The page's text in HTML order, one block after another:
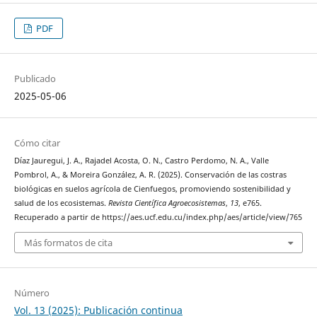
PDF
Publicado
2025-05-06
Cómo citar
Díaz Jauregui, J. A., Rajadel Acosta, O. N., Castro Perdomo, N. A., Valle
Pombrol, A., & Moreira González, A. R. (2025). Conservación de las costras
biológicas en suelos agrícola de Cienfuegos, promoviendo sostenibilidad y
salud de los ecosistemas. Revista Científica Agroecosistemas, 13, e765.
Recuperado a partir de https://aes.ucf.edu.cu/index.php/aes/article/view/765
Más formatos de cita
Número
Vol. 13 (2025): Publicación continua